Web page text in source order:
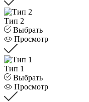
Тип 2
Выбрать
Просмотр
Тип 1
Выбрать
Просмотр